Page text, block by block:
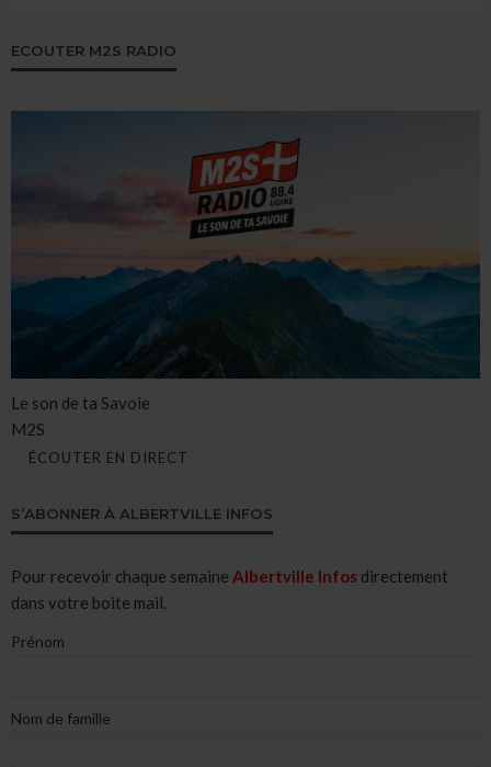
ECOUTER M2S RADIO
Le son de ta Savoie
M2S
ÉCOUTER EN DIRECT
S’ABONNER À ALBERTVILLE INFOS
Pour recevoir chaque semaine Albertville Infos directement
dans votre boite mail.
Prénom
Nom de famille